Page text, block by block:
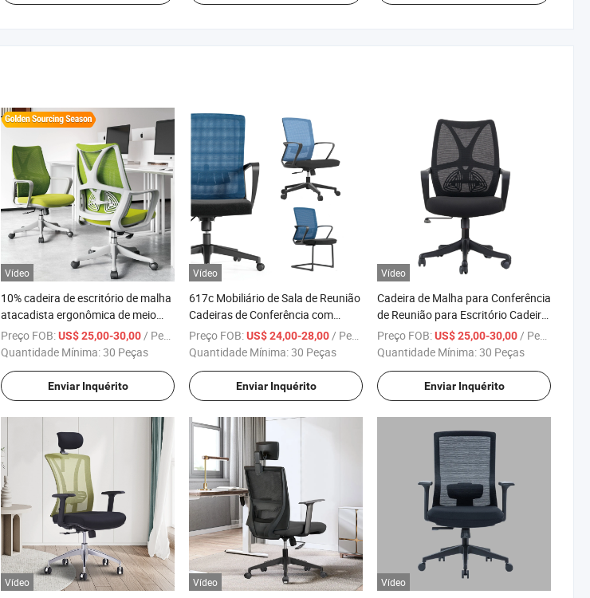
Vídeo
10% cadeira de escritório de malha
atacadista ergonômica de meio
encosto para computador cadeira
executiva de escritório
Preço FOB:US$ 25,00-30,00 / Peça
Quantidade Mínima:30 Peças
Enviar Inquérito
Vídeo
617c Mobiliário de Sala de Reunião
Cadeiras de Conferência com
Braços Ajustáveis Cobertas de
Malha à Venda
Preço FOB:US$ 24,00-28,00 / Peça
Quantidade Mínima:30 Peças
Enviar Inquérito
Vídeo
Cadeira de Malha para Conferência
de Reunião para Escritório Cadeira
Giratória para Escritório Completo
631ABC
Preço FOB:US$ 25,00-30,00 / Peça
Quantidade Mínima:30 Peças
Enviar Inquérito
Vídeo Vídeo Vídeo